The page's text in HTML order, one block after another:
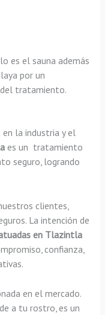
es el sauna además
por un
tratamiento.
la industria y el
es un tratamiento
seguro, logrando
clientes,
La intención de
en Tlazintla
confianza,
en el mercado.
a tu rostro, es un